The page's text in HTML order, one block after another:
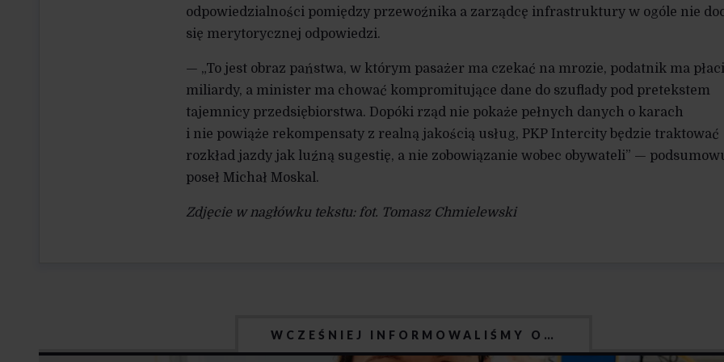
odpowiedzialności pomiędzy przewoźnika a zarządcę infrastruktury w ogóle nie
się merytorycznej odpowiedzi.
— „To jest obraz państwa, w którym pasażer ma czekać na mrozie, podatnik ma
miliardy, a minister ma chować kompromitujące dane do szuflady pod pretekstem
tajemnicy przedsiębiorstwa. Dopóki rząd nie pokaże pełnych danych o karach
i nie powiąże rekompensaty z realną jakością usług, PKP Intercity będzie traktować
rozkład jazdy jak luźną sugestię, a nie zobowiązanie wobec obywateli” —
poseł Michał Moskal.
Zdjęcie w nagłówku tekstu: fot. Tomasz Chmielewski
WCZEŚNIEJ INFORMOWALIŚMY O…